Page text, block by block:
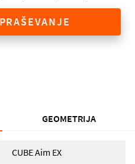
GEOMETRIJA
CUBE Aim EX